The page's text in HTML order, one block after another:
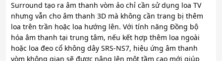
Surround tạo ra âm thanh vòm ảo chỉ cần sử dụng loa TV
nhưng vẫn cho âm thanh 3D mà không cần trang bị thêm
loa trên trần hoặc loa hướng lên. Với tính năng Đồng bộ
hóa âm thanh tại trung tâm, nếu kết hợp thêm loa ngoài
hoặc loa đeo cổ không dây SRS-NS7, hiệu ứng âm thanh
vòm không gian sẽ được nâng lên một tầm cao mới giúp